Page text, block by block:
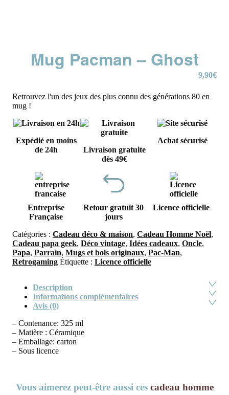
Mug Pacman – Ghost
9,90€
Retrouvez l'un des jeux des plus connu des générations 80 en
mug !
Expédié en moins
de 24h
Livraison gratuite
dès 49€
Achat sécurisé
Entreprise
Française
Retour gratuit 30
jours
Licence officielle
Catégories : Cadeau déco & maison, Cadeau Homme Noël,
Cadeau papa geek, Déco vintage, Idées cadeaux, Oncle,
Papa, Parrain, Mugs et bols originaux, Pac-Man,
Retrogaming Étiquette : Licence officielle
Description
Informations complémentaires
Avis (0)
– Contenance: 325 ml
– Matière : Céramique
– Emballage: carton
– Sous licence
Vous aimerez peut-être aussi ces cadeau homme